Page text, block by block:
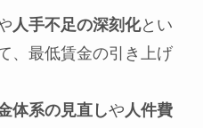
人手不足の深刻化とい
、最低賃金の引き上げ
体系の見直しや 人件費